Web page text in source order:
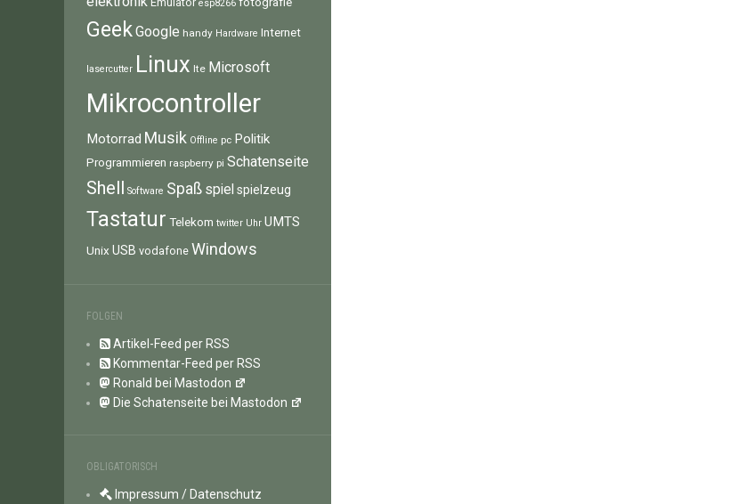
esp8266
GeekGoogle handy Hardware Internet
lasercutter Linux lte Microsoft
Mikrocontroller
Motorrad Musik Offline pc Politik
Programmieren raspberry pi Schatenseite
Shell Software Spaß spiel spielzeug
Tastatur Telekom twitter Uhr UMTS
Unix USB vodafone Windows
FOLGEN
Artikel-Feed per RSS
Kommentar-Feed per RSS
Ronald bei Mastodon
Die Schatenseite bei Mastodon
OBLIGATORISCH
Impressum / Datenschutz